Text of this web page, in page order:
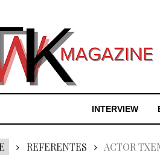
INTERVIEW
REFERENTES ACTOR